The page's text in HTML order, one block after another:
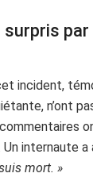
surpris
incident,
n’ont
internaute a
mort. »